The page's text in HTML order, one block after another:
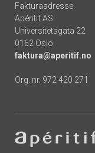
Fakturaadresse:
Apéritif AS
Universitetsgata 22
0162 Oslo
faktura@aperitif.no
Org. nr. 972 420 271